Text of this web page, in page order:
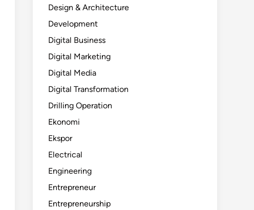
Design & Architecture
Development
Digital Business
Digital Marketing
Digital Media
Digital Transformation
Drilling Operation
Ekonomi
Ekspor
Electrical
Engineering
Entrepreneur
Entrepreneurship